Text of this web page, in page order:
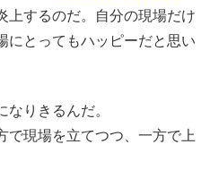
上するのだ。自分の現場だけ
にとってもハッピーだと思い
りきるんだ。
で現場を立てつつ、一方で上